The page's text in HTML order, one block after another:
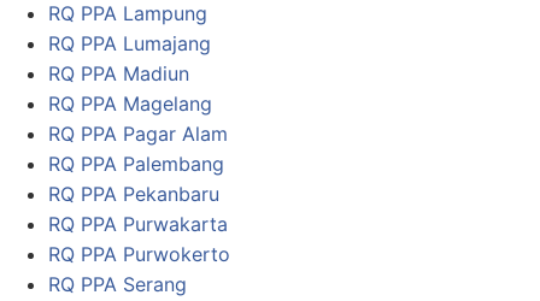
RQ PPA Lampung
RQ PPA Lumajang
RQ PPA Madiun
RQ PPA Magelang
RQ PPA Pagar Alam
RQ PPA Palembang
RQ PPA Pekanbaru
RQ PPA Purwakarta
RQ PPA Purwokerto
RQ PPA Serang